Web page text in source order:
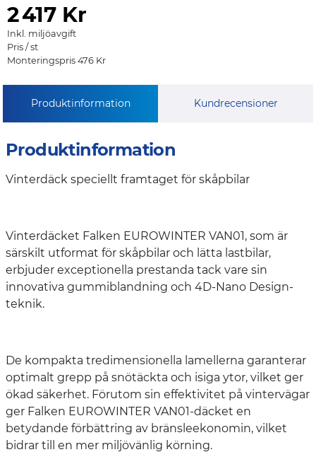
2417 Kr
Inkl. miljöavgift
Pris / st
Monteringspris 476 Kr
Produktinformation Kundrecensioner
Produktinformation
Vinterdäck speciellt framtaget för skåpbilar
Vinterdäcket Falken EUROWINTER VAN01, som är
särskilt utformat för skåpbilar och lätta lastbilar,
erbjuder exceptionella prestanda tack vare sin
innovativa gummiblandning och 4D-Nano Design-
teknik.
De kompakta tredimensionella lamellerna garanterar
optimalt grepp på snötäckta och isiga ytor, vilket ger
ökad säkerhet. Förutom sin effektivitet på vintervägar
ger Falken EUROWINTER VAN01-däcket en
betydande förbättring av bränsleekonomin, vilket
bidrar till en mer miljövänlig körning.